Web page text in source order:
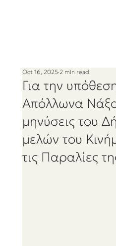
Για την
Απόλλωνα
μηνύσεις του
μελών του
τις Παραλίες
Oct 16, 2025 2 min read